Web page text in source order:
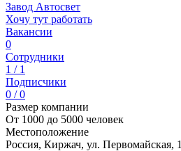
Завод Автосвет
Хочу тут работать
Вакансии
0
Сотрудники
1 / 1
Подписчики
0 / 0
Размер компании
От 1000 до 5000 человек
Местоположение
Россия, Киржач, ул. Первомайская, 1